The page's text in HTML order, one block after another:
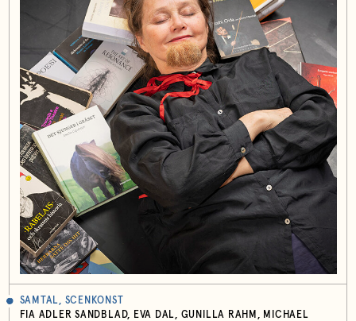
SAMTAL, SCENKONST
FIA ADLER SANDBLAD, EVA DAL, GUNILLA RAHM, MICHAEL